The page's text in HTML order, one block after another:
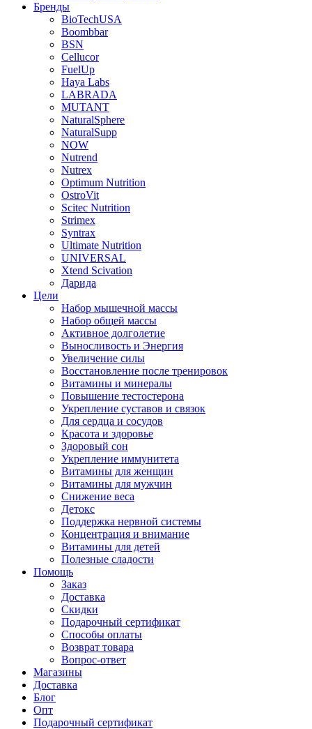
Бренды
BioTechUSA
Boombbar
BSN
Cellucor
FuelUp
Haya Labs
LABRADA
MUTANT
NaturalSphere
NaturalSupp
NOW
Nutrend
Nutrex
Optimum Nutrition
OstroVit
Scitec Nutrition
Strimex
Syntrax
Ultimate Nutrition
UNIVERSAL
Xtend Scivation
Дарида
Цели
Набор мышечной массы
Набор общей массы
Активное долголетие
Выносливость и Энергия
Увеличение силы
Восстановление после тренировок
Витамины и минералы
Повышение тестостерона
Укрепление суставов и связок
Для сердца и сосудов
Красота и здоровье
Здоровый сон
Укрепление иммунитета
Витамины для женщин
Витамины для мужчин
Снижение веса
Детокс
Поддержка нервной системы
Концентрация и внимание
Витамины для детей
Полезные сладости
Помощь
Заказ
Доставка
Скидки
Подарочный сертификат
Способы оплаты
Возврат товара
Вопрос-ответ
Магазины
Доставка
Блог
Опт
Подарочный сертификат